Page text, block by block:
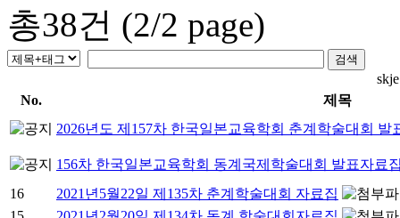
총38건 (2/2 page)
No.
제목
2026년도 제157차 한국일본교육학회 춘계학술대회 발
156차 한국일본교육학회 동계국제학술대회 발표자료
16
2021년5월22일 제135차 춘계학술대회 자료집